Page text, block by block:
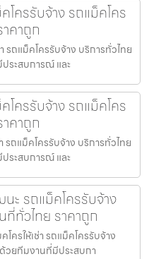
โครรับจ้าง รถแม็คโคร
คาถูก
รถแม็คโครรับจ้าง บริการทั่วไทย
ระสบการณ์ และ
ครรับจ้าง รถแม็คโคร
คาถูก
รถแม็คโครรับจ้าง บริการทั่วไทย
ระสบการณ์ และ
ะ รถแม็คโครรับจ้าง
ที่ทั่วไทย ราคาถูก
ครให้เช่า รถแม็คโครรับจ้าง
วยทีมงานที่มีประสบกา